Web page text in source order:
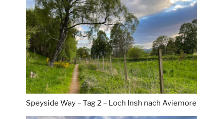
Speyside Way – Tag 2 – Loch Insh nach Aviemore